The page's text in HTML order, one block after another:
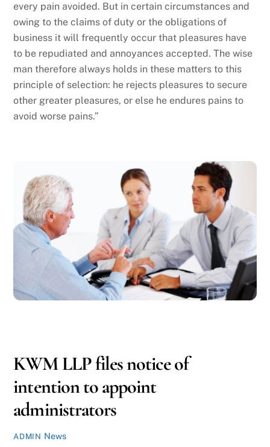
every pain avoided. But in certain circumstances and
owing to the claims of duty or the obligations of
business it will frequently occur that pleasures have
to be repudiated and annoyances accepted. The wise
man therefore always holds in these matters to this
principle of selection: he rejects pleasures to secure
other greater pleasures, or else he endures pains to
avoid worse pains.”
KWM LLP files notice of
intention to appoint
administrators
ADMIN News